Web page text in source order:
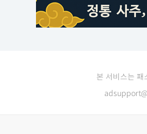
본 서비스는 패